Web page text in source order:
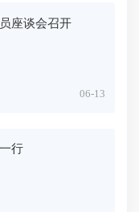
座谈会召开
06-13
行